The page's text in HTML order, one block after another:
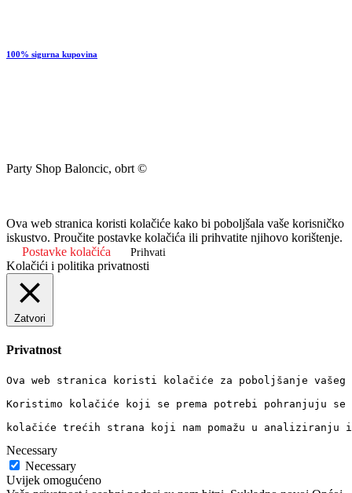
100% sigurna kupovina
Party Shop Baloncic, obrt ©
Ova web stranica koristi kolačiće kako bi poboljšala vaše korisničko
iskustvo. Proučite postavke kolačića ili prihvatite njihovo korištenje.
Postavke kolačića
Prihvati
Kolačići i politika privatnosti
Zatvori
Privatnost
Ova web stranica koristi kolačiće za poboljšanje
Koristimo kolačiće koji se prema potrebi pohranjuju
kolačiće trećih strana koji nam pomažu u
Necessary
Necessary
Uvijek omogućeno